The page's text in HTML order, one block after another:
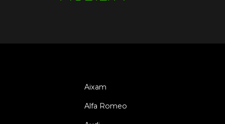
Aixam
Alfa Romeo